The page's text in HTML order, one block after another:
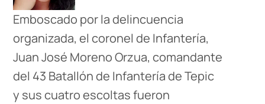
Emboscado por la delincuencia
organizada, el coronel de Infantería,
Juan José Moreno Orzua, comandante
del 43 Batallón de Infantería de Tepic
y sus cuatro escoltas fueron